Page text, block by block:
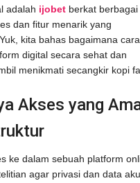
adalah ijobet berkat berbagai
dan fitur menarik yang
kita bahas bagaimana cara
digital secara sehat dan
menikmati secangkir kopi
Akses yang
ke dalam sebuah platform
agar privasi dan data